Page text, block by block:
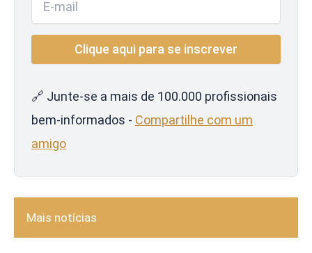
🔗 Junte-se a mais de 100.000 profissionais
bem-informados - Compartilhe com um
amigo
Mais notícias